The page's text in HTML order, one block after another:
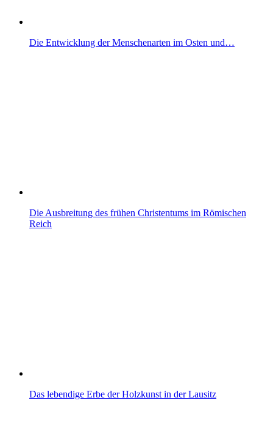
Die Entwicklung der Menschenarten im Osten und…
Die Ausbreitung des frühen Christentums im Römischen
Reich
Das lebendige Erbe der Holzkunst in der Lausitz